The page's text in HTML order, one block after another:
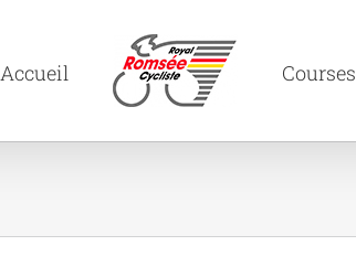
Accueil Courses